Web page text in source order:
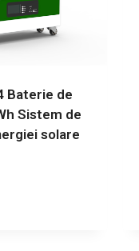
Baterie de
Sistem de
solare